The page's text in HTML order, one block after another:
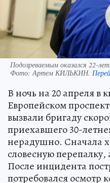
Подозреваемым оказался 22-
Фото: Артем КИЛЬКИН.
В ночь на 20 апреля в
Европейском
вызвали бригаду
приехавшего 30-
нерадушно. Сначала
словесную перепалку,
После инцидента
потребовался осмотр